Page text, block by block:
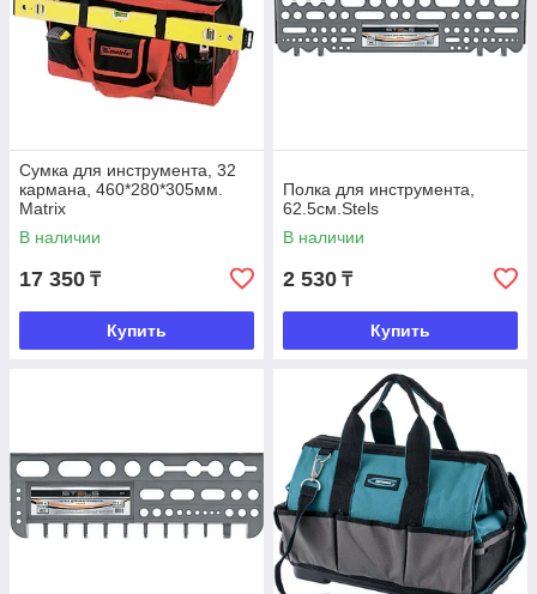
Сумка для инструмента, 32
кармана, 460*280*305мм.
Matrix
В наличии
17 350 ₸
Купить
Полка для инструмента,
62.5см.Stels
В наличии
2 530 ₸
Купить